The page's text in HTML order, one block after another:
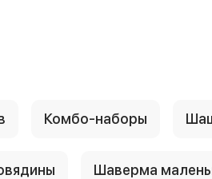
Комбо-наборы
Шаверма